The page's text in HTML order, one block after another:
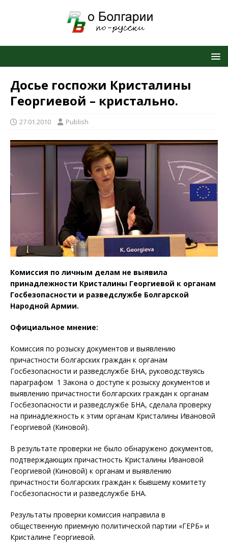
Досье госпожи Кристалины
Георгиевой – кристально.
27.01.2010 Publish
Комиссия по личным делам не выявила
принадлежности Кристалины Георгиевой к органам
Госбезопасности и разведслужбе Болгарской
Народной Армии.
Официальное мнение:
Комиссия по розыску документов и выявлению
причастности болгарских граждан к органам
Госбезопасности и разведслужбе БНА, руководствуясь
параграфом 1 Закона о доступе к розыску документов и
выявлению причастности болгарских граждан к органам
Госбезопасности и разведслужбе БНА, сделала проверку
на принадлежность к этим органам Кристалины Ивановой
Георгиевой (Киновой).
В результате проверки не было обнаружено документов,
подтверждающих причастность Кристалины Ивановой
Георгиевой (Киновой) к органам и выявлению
причастности болгарских граждан к бывшему комитету
Госбезопасности и разведслужбе БНА.
Результаты проверки комиссия направила в
общественную приемную политической партии «ГЕРБ» и
Кристалине Георгиевой.